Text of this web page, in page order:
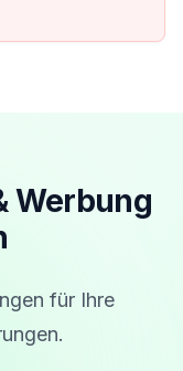
Werbung
für Ihre